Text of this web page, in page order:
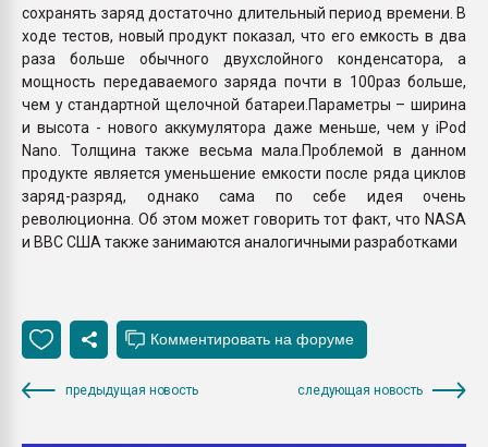
сохранять заряд достаточно длительный период времени. В
ходе тестов, новый продукт показал, что его емкость в два
раза больше обычного двухслойного конденсатора, а
мощность передаваемого заряда почти в 100раз больше,
чем у стандартной щелочной батареи.Параметры – ширина
и высота - нового аккумулятора даже меньше, чем у iPod
Nano. Толщина также весьма мала.Проблемой в данном
продукте является уменьшение емкости после ряда циклов
заряд-разряд, однако сама по себе идея очень
революционна. Об этом может говорить тот факт, что NASA
и ВВС США также занимаются аналогичными разработками
предыдущая новость следующая новость